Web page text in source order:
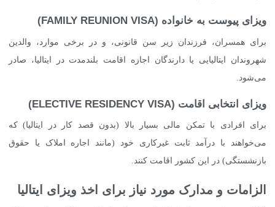
ویزای پیوست به خانواده (FAMILY REUNION VISA)
برای همسران، فرزندان زیر سن قانونی، و در برخی موارد، والدین
شهروندان ایتالیایی یا دارندگان اجازه اقامت بلندمدت در ایتالیا، صادر
می‌شود.
ویزای انتخابی اقامت (ELECTIVE RESIDENCY VISA)
برای افرادی با تمکن مالی بسیار بالا (بدون قصد کار در ایتالیا) که
می‌خواهند با درآمد ثابت غیرکاری خود (مانند اجاره املاک یا حقوق
بازنشستگی) در این کشور اقامت کنند.
الزامات و مدارک مورد نیاز برای اخذ ویزای ایتالیا